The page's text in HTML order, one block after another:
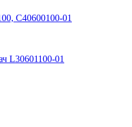
C40600100-01
L30601100-01